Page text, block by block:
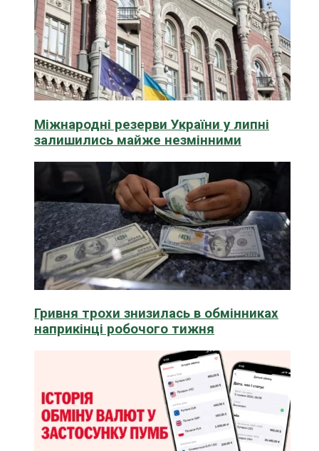
Міжнародні резерви України у липні
залишились майже незмінними
Гривня трохи знизилась в обмінниках
наприкінці робочого тижня